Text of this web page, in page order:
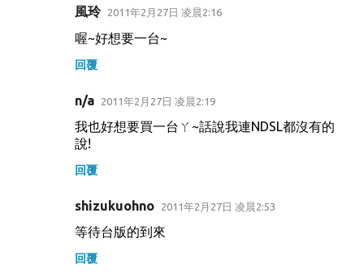
風玲 2011年2月27日 凌晨2:16
喔~好想要一台~
回覆
n/a 2011年2月27日 凌晨2:19
我也好想要買一台ㄚ~話說我連NDSL都沒有的
說!
回覆
shizukuohno 2011年2月27日 凌晨2:53
等待台版的到來
回覆